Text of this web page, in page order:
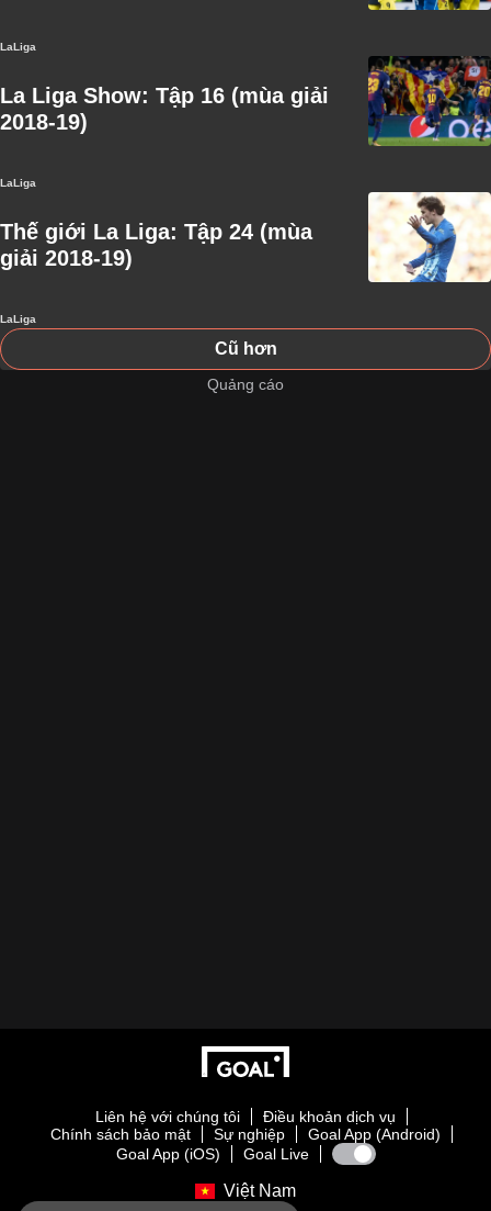
LaLiga
La Liga Show: Tập 16 (mùa giải
2018-19)
LaLiga
Thế giới La Liga: Tập 24 (mùa
giải 2018-19)
LaLiga
Cũ hơn
Liên hệ với chúng tôi
Điều khoản dịch vụ
Chính sách bảo mật
Sự nghiệp
Goal App (Android)
Goal App (iOS)
Goal Live
Việt Nam